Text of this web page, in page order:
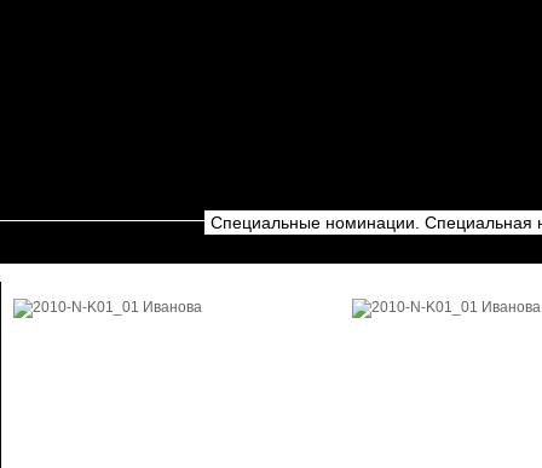
Специальные номинации. Специальная